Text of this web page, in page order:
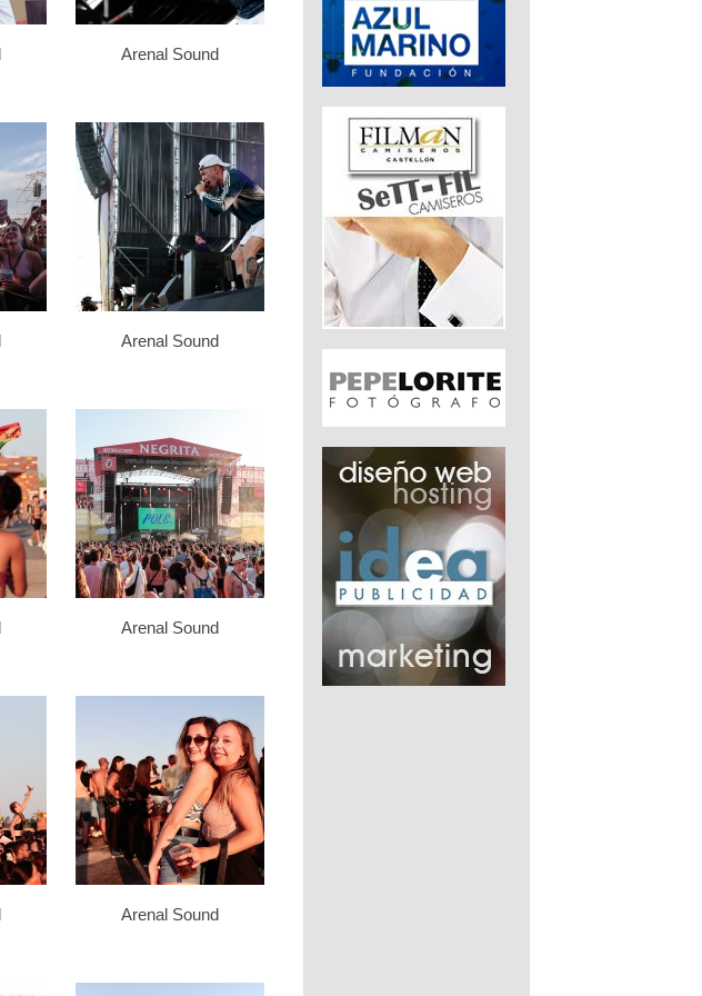
Arenal Sound
Arenal Sound
Arenal Sound
Arenal Sound